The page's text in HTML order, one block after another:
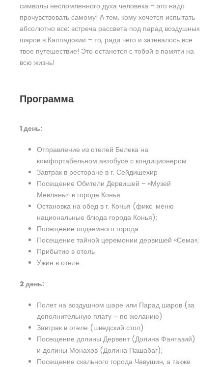
символы несломленного духа человека – это надо
прочувствовать самому! А тем, кому хочется испытать
абсолютно все: встреча рассвета под парад воздушных
шаров в Каппадокии – то, ради чего и затевалось все
твое путешествие! Это останется с тобой в памяти на
всю жизнь!
Программа
1 день:
Отправление из отелей Белека на
комфортабельном автобусе с кондиционером
Завтрак в ресторане в г. Сейдишехир
Посещение Обители Дервишей – «Музей
Мевляны» в городе Конья
Остановка на обед в г. Конья (фикс. меню
национальные блюда города Конья);
Посещение подземного города
Посещение тайной церемонии дервишей «Сема»;
Прибытие в отель
Ужин в отеле
2 день:
Полет на воздушном шаре или Парад шаров (за
дополнительную плату – по желанию)
Завтрак в отеле (шведский стол)
Посещение долины Дервент (Долина Фантазий)
и долины Монахов (Долина Пашабаг);
Посещение скального города Чавушин, а также